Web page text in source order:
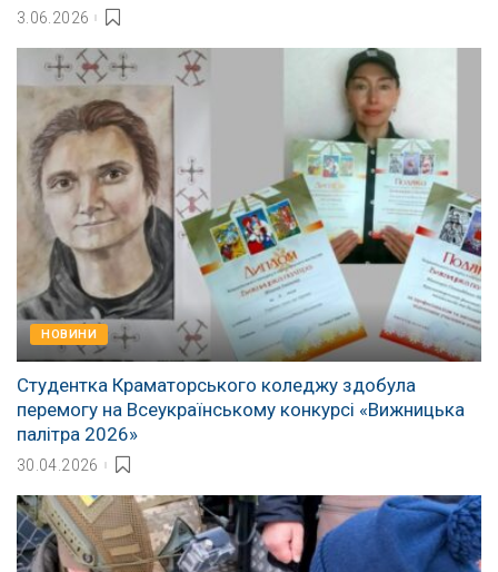
3.06.2026
НОВИНИ
Студентка Краматорського коледжу здобула
перемогу на Всеукраїнському конкурсі «Вижницька
палітра 2026»
30.04.2026